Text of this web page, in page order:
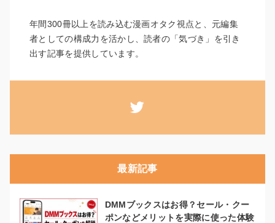
年間300冊以上を読み込む漫画オタク視点と、元編集
者としての構成力を活かし、読者の「気づき」を引き
出す記事を提供しています。
最新記事
DMMブックスはお得？セール・クー
ポンなどメリットを実際に使った体験